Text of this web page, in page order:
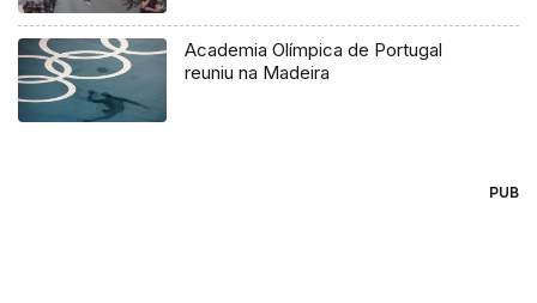
Academia Olímpica de Portugal
reuniu na Madeira
PUB